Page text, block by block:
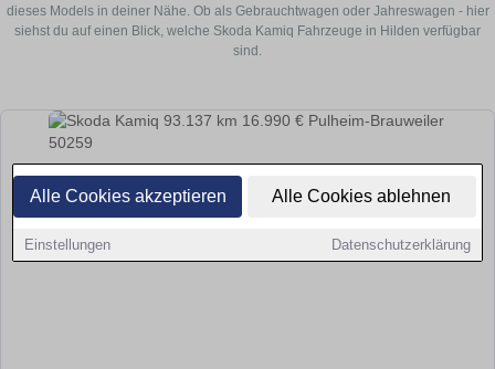
Alle Cookies akzeptieren Alle Cookies ablehnen
Einstellungen Datenschutzerklärung
dieses Models in deiner Nähe. Ob als Gebrauchtwagen oder Jahreswagen - hier
siehst du auf einen Blick, welche Skoda Kamiq Fahrzeuge in Hilden verfügbar
sind.